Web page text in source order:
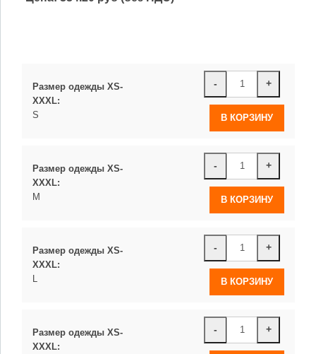
- +
Размер одежды XS-
XXXL:
S
- +
Размер одежды XS-
XXXL:
M
- +
Размер одежды XS-
XXXL:
- +
Размер одежды XS-
XXXL: